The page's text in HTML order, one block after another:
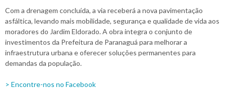
Com a drenagem concluída, a via receberá a nova pavimentação
asfáltica, levando mais mobilidade, segurança e qualidade de vida aos
moradores do Jardim Eldorado. A obra integra o conjunto de
investimentos da Prefeitura de Paranaguá para melhorar a
infraestrutura urbana e oferecer soluções permanentes para
demandas da população.
> Encontre-nos no Facebook